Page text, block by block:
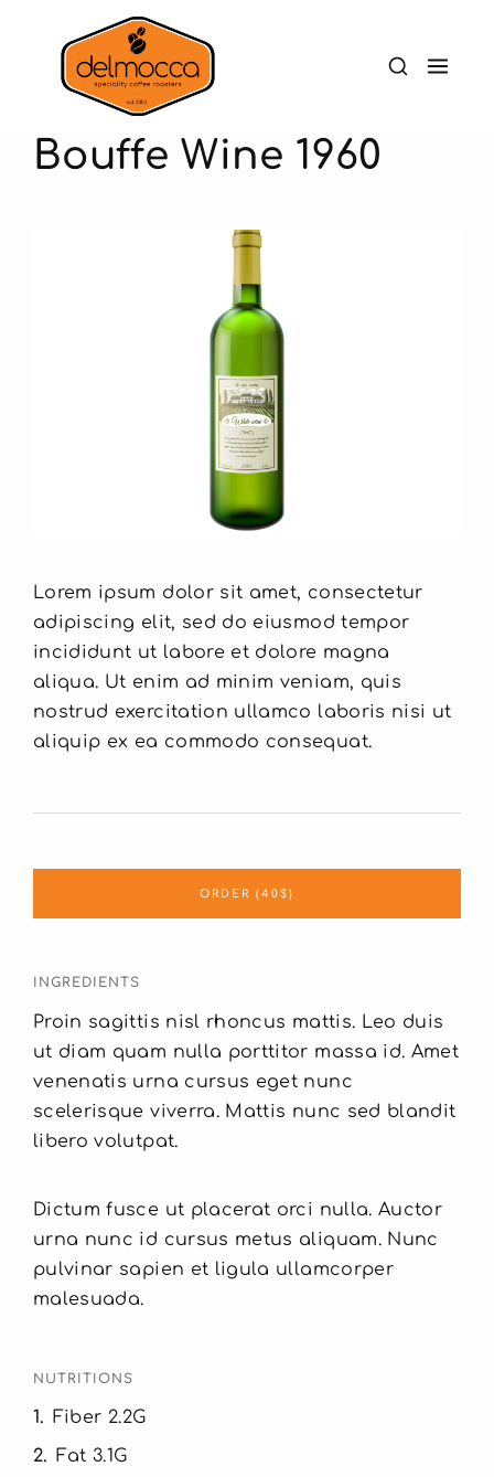
Bouffe Wine 1960
Lorem ipsum dolor sit amet, consectetur
adipiscing elit, sed do eiusmod tempor
incididunt ut labore et dolore magna
aliqua. Ut enim ad minim veniam, quis
nostrud exercitation ullamco laboris nisi ut
aliquip ex ea commodo consequat.
ORDER (40$)
INGREDIENTS
Proin sagittis nisl rhoncus mattis. Leo duis
ut diam quam nulla porttitor massa id. Amet
venenatis urna cursus eget nunc
scelerisque viverra. Mattis nunc sed blandit
libero volutpat.
Dictum fusce ut placerat orci nulla. Auctor
urna nunc id cursus metus aliquam. Nunc
pulvinar sapien et ligula ullamcorper
malesuada.
NUTRITIONS
1
Fiber 2.2G
2
Fat 3.1G